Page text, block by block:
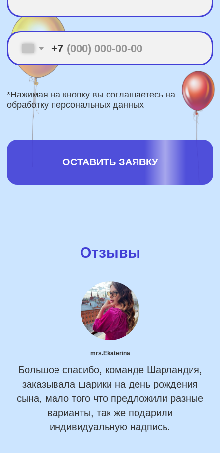
Отзывы
mrs.Ekaterina
Большое спасибо, команде Шарландия,
заказывала шарики на день рождения
сына, мало того что предложили разные
варианты, так же подарили
индивидуальную надпись.